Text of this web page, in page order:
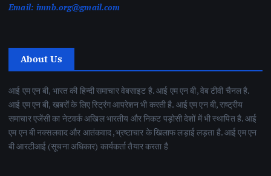
Email: imnb.org@gmail.com
About Us
आई एम एन बी, भारत की हिन्दी समाचार वेबसाइट है. आई एम एन बी, वेब टीवी चैनल है.
आई एम एन बी, खबरों के लिए स्ट्रिंग आपरेशन भी करती है. आई एम एन बी, राष्ट्रीय
समाचार एजेंसी का नेटवर्क अखिल भारतीय और निकट पड़ोसी देशों में भी स्थापित है. आई
एम एन बी नक्सलवाद और आतंकवाद ,भ्रष्टाचार के खिलाफ लड़ाई लड़ता है. आई एम एन
बी आरटीआई (सूचना अधिकार) कार्यकर्ता तैयार करता है